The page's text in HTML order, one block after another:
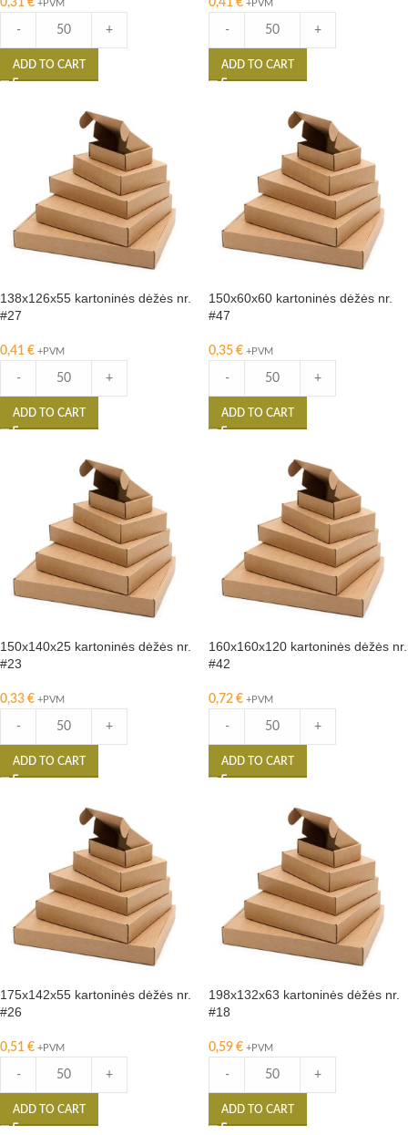
0,31 € +PVM
- +
ADD TO CART
0,41 € +PVM
- +
ADD TO CART
138x126x55 kartoninės dėžės nr.
#27
0,41 € +PVM
- +
ADD TO CART
150x60x60 kartoninės dėžės nr.
#47
0,35 € +PVM
- +
ADD TO CART
150x140x25 kartoninės dėžės nr.
#23
0,33 € +PVM
- +
ADD TO CART
160x160x120 kartoninės dėžės nr.
#42
0,72 € +PVM
- +
ADD TO CART
175x142x55 kartoninės dėžės nr.
#26
0,51 € +PVM
- +
ADD TO CART
198x132x63 kartoninės dėžės nr.
#18
0,59 € +PVM
- +
ADD TO CART